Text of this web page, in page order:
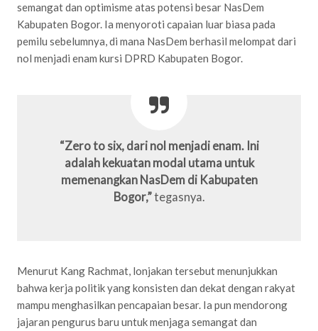
semangat dan optimisme atas potensi besar NasDem
Kabupaten Bogor. Ia menyoroti capaian luar biasa pada
pemilu sebelumnya, di mana NasDem berhasil melompat dari
nol menjadi enam kursi DPRD Kabupaten Bogor.
“Zero to six, dari nol menjadi enam. Ini
adalah kekuatan modal utama untuk
memenangkan NasDem di Kabupaten
Bogor,”tegasnya.
Menurut Kang Rachmat, lonjakan tersebut menunjukkan
bahwa kerja politik yang konsisten dan dekat dengan rakyat
mampu menghasilkan pencapaian besar. Ia pun mendorong
jajaran pengurus baru untuk menjaga semangat dan